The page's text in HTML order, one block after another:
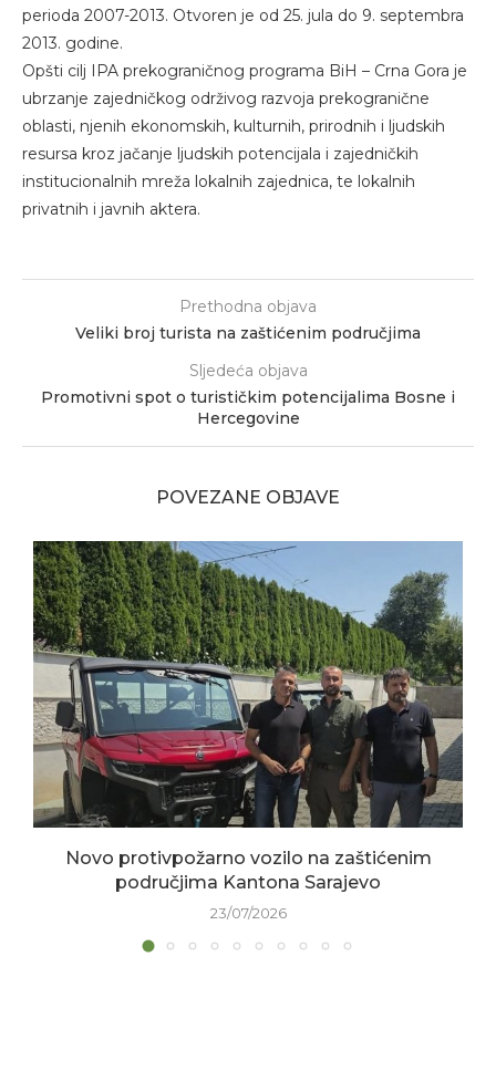
perioda 2007-2013. Otvoren je od 25. jula do 9. septembra
2013. godine.
Opšti cilj IPA prekograničnog programa BiH – Crna Gora je
ubrzanje zajedničkog održivog razvoja prekogranične
oblasti, njenih ekonomskih, kulturnih, prirodnih i ljudskih
resursa kroz jačanje ljudskih potencijala i zajedničkih
institucionalnih mreža lokalnih zajednica, te lokalnih
privatnih i javnih aktera.
Prethodna objava
Veliki broj turista na zaštićenim područjima
Sljedeća objava
Promotivni spot o turističkim potencijalima Bosne i
Hercegovine
POVEZANE OBJAVE
Novo protivpožarno vozilo na zaštićenim
područjima Kantona Sarajevo
23/07/2026